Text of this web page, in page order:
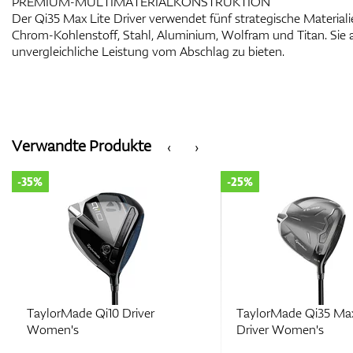
Der Qi35 Max Lite Driver verwendet fünf strategische
Chrom-Kohlenstoff, Stahl, Aluminium, Wolfram und Titan. Sie
unvergleichliche Leistung vom Abschlag zu bieten.
‹
Verwandte Produkte ›
TaylorMade Qi10 Driver
Women's
-35%
TaylorMade Qi35
Driver Women's
-25%